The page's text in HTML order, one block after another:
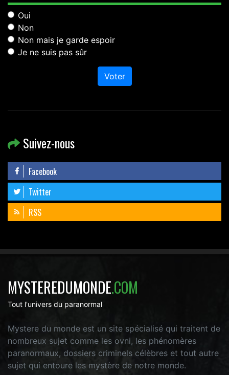
Oui
Non
Non mais je garde espoir
Je ne suis pas sûr
Voter
Suivez-nous
Facebook
Twitter
RSS
MYSTEREDUMONDE.COM
Tout l'univers du paranormal
Mystere du monde est un site spécialisé qui traitent de
nombreux sujet comme les ovni, les phénomères
paranormaux, dossiers criminels célèbres et tout autre
sujet qui entoure les mystère de notre monde.